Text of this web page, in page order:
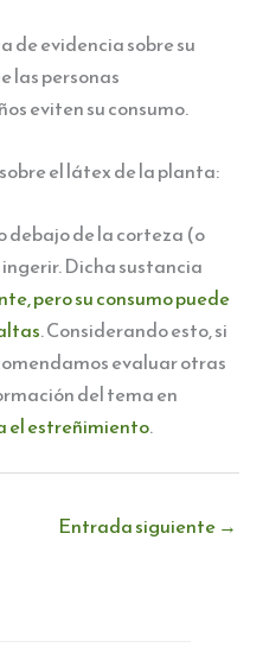
de evidencia sobre su
las personas
eviten su consumo.
el látex de la planta:
debajo de la corteza (o
ingerir. Dicha sustancia
pero su consumo puede
. Considerando esto, si
evaluar otras
del tema en
el estreñimiento.
Entrada siguiente →